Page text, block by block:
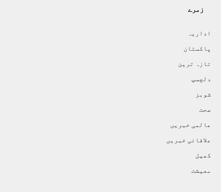
زمرے
اداريہ
پاکستان
تازہ ترين
دلچسپ
شوبز
صحت
عالمی خبريں
علاقائی خبريں
کھيل
معيشت